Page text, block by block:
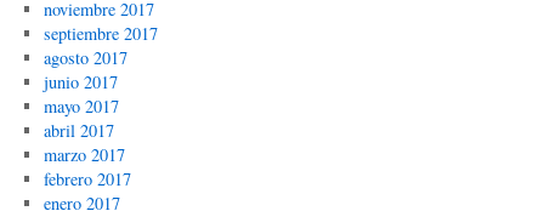
noviembre 2017
septiembre 2017
agosto 2017
junio 2017
mayo 2017
abril 2017
marzo 2017
febrero 2017
enero 2017